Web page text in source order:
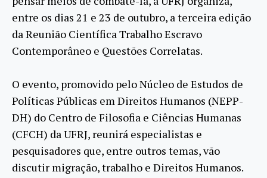
entre os dias 21 e 23 de outubro, a terceira edição
da Reunião Científica Trabalho Escravo
Contemporâneo e Questões Correlatas.
O evento, promovido pelo Núcleo de Estudos de
Políticas Públicas em Direitos Humanos (NEPP-
DH) do Centro de Filosofia e Ciências Humanas
(CFCH) da UFRJ, reunirá especialistas e
pesquisadores que, entre outros temas, vão
discutir migração, trabalho e Direitos Humanos.